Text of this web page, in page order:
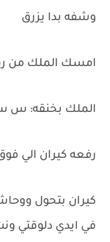
وشفه بدا يزرق
امسك الملك من
الملك بخنقه: س
رفعه كيران الي
كيران بتحول
في ايدي دلوقتي